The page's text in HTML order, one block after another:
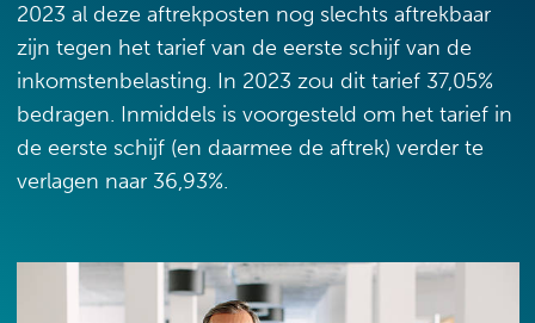
2023 al deze aftrekposten nog slechts aftrekbaar
zijn tegen het tarief van de eerste schijf van de
inkomstenbelasting. In 2023 zou dit tarief 37,05%
bedragen. Inmiddels is voorgesteld om het tarief in
de eerste schijf (en daarmee de aftrek) verder te
verlagen naar 36,93%.